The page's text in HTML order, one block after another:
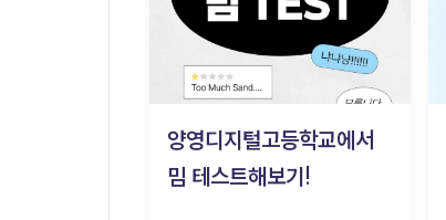
양영디지털고등학교에서
밈 테스트해보기!